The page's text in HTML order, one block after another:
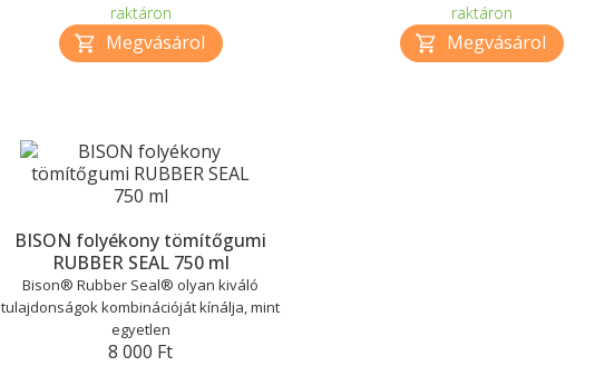
raktáron raktáron
BISON folyékony tömítőgumi
RUBBER SEAL 750 ml
Bison® Rubber Seal® olyan kiváló
tulajdonságok kombinációját kínálja, mint
egyetlen
8 000 Ft